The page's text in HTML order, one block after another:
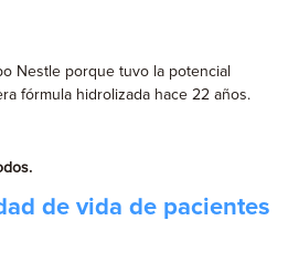
Nestle porque tuvo la potencial
fórmula hidrolizada hace 22 años.
de vida de pacientes